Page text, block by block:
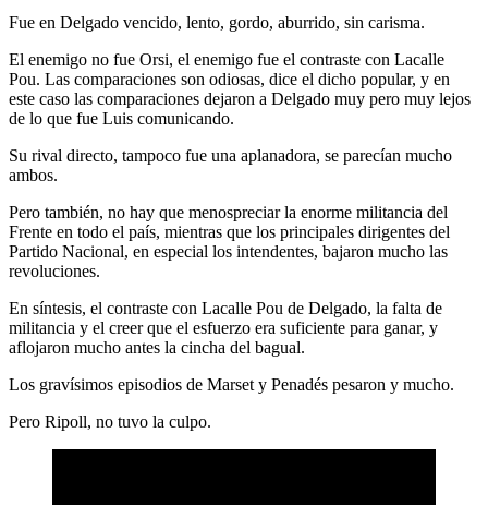
Fue en Delgado vencido, lento, gordo, aburrido, sin carisma.
El enemigo no fue Orsi, el enemigo fue el contraste con Lacalle
Pou. Las comparaciones son odiosas, dice el dicho popular, y en
este caso las comparaciones dejaron a Delgado muy pero muy lejos
de lo que fue Luis comunicando.
Su rival directo, tampoco fue una aplanadora, se parecían mucho
ambos.
Pero también, no hay que menospreciar la enorme militancia del
Frente en todo el país, mientras que los principales dirigentes del
Partido Nacional, en especial los intendentes, bajaron mucho las
revoluciones.
En síntesis, el contraste con Lacalle Pou de Delgado, la falta de
militancia y el creer que el esfuerzo era suficiente para ganar, y
aflojaron mucho antes la cincha del bagual.
Los gravísimos episodios de Marset y Penadés pesaron y mucho.
Pero Ripoll, no tuvo la culpo.